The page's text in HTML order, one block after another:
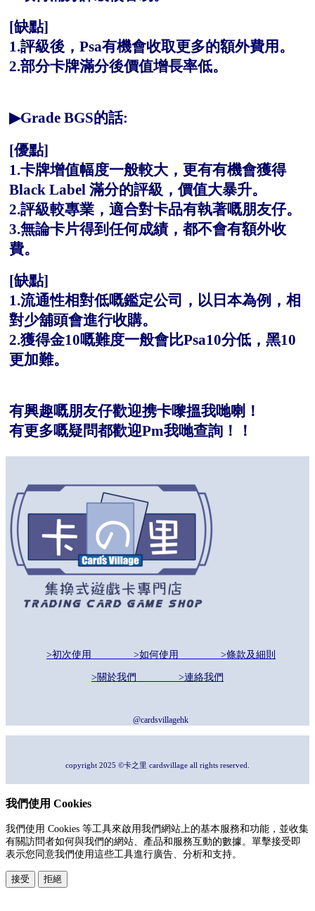
[缺點]
1.評級後，Psa有機會收取更多的額外費用。
2.部分卡牌滿分後價值增長率低。
▶Grade BGS的話:
[優點]
1.卡牌增值幅度一般較大，更有有機會獲得
Black Label 滿分的評級，價值大暴升。
2.評級較專業，適合對卡品有執著嘅朋友仔。
3.無論卡片得到任何成績，都不會有額外收
費。
[缺點]
1.流通性相對低嘅鑑定公司，以日本為例，相
對少舖頭會進行收購。
2.獲得金10嘅難度一般會比Psa10分低，黑10
更加難。
有興趣嘅朋友仔歡迎携卡嚟搵我哋喇！
有更多嘅疑問都歡迎Pm我哋查詢！！
>初次使用 >如何使用 >條款及細則
>關於我們 >連絡我們
@cardsvillagehk
copyright 2025 ©卡之里 cardsvillage all rights reserved.
我們使用 Cookies
我們使用 Cookies 等工具來啟用我們網站上的基本服務和功能，並收集
有關訪問者如何與我們的網站、產品和服務互動的數據。單擊接受即
表示您同意我們使用這些工具進行廣告、分析和支持。
接受 拒絕